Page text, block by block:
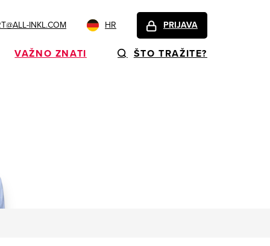
INKL.COM HR PRIJAVA
VAŽNO ZNATI ŠTO TRAŽITE?